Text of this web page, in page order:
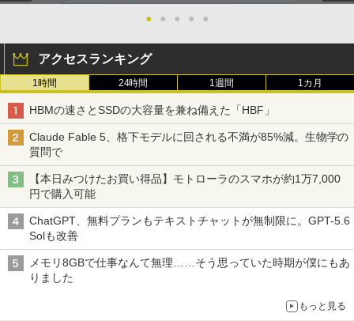
● ● ● ● ●
アクセスランキング
1時間 24時間 1週間 1カ月
HBMの速さとSSDの大容量を兼ね備えた「HBF」
Claude Fable 5、格下モデルに回される不満が85%減。生物学の
質問で
【本日みつけたお買い得品】モトローラのスマホが約1万7,000
円で購入可能
ChatGPT、無料プランもテキストチャットが無制限に。GPT-5.6
Solも改善
メモリ8GBで仕事なんて無理……そう思っていた時期が僕にもあ
りました
もっと見る